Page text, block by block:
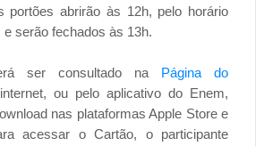
portões abrirão às 12h, pelo horário
serão fechados às 13h.
ser consultado na Página do
ou pelo aplicativo do Enem,
nas plataformas Apple Store e
acessar o Cartão, o participante